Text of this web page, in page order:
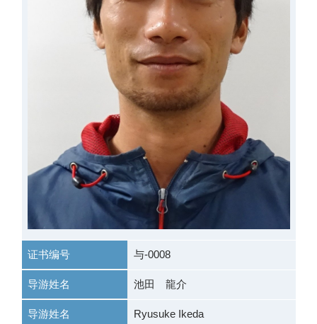
证书编号 与-0008
导游姓名 池田 龍介
导游姓名 Ryusuke Ikeda